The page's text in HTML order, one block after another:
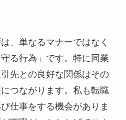
、単なるマナーではなく
る行為」です。特に同業
先との良好な関係はその
つながります。私も転職
仕事をする機会がありま